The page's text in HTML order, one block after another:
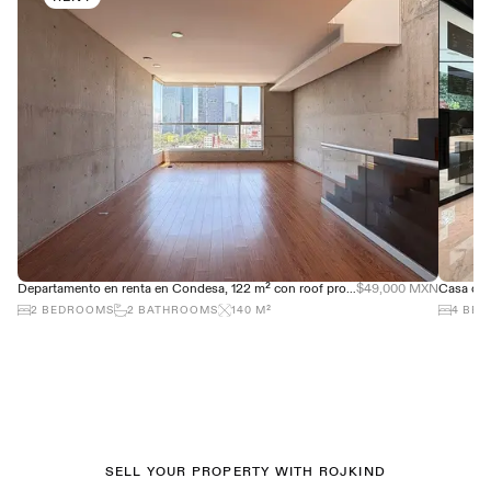
Departamento en renta en Condesa, 122 m² con roof propio y terraza$49,000 MXN
2 BEDROOMS 2 BATHROOMS 140 M² 4
SELL YOUR PROPERTY WITH ROJKIND